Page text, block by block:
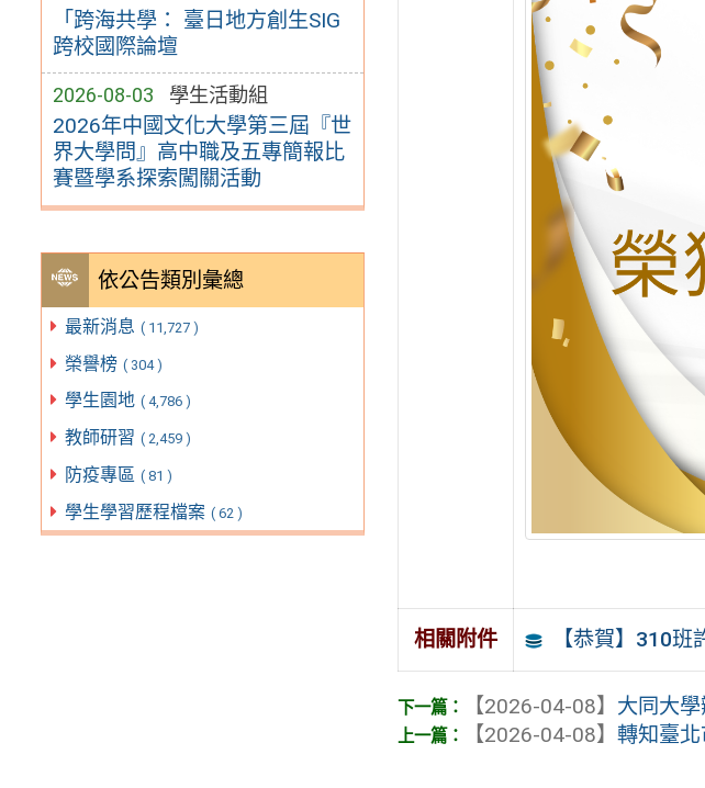
「跨海共學： 臺日地方創生SIG
跨校國際論壇
2026-08-03 學生活動組
2026年中國文化大學第三屆『世
界大學問』高中職及五專簡報比
賽暨學系探索闖關活動
依公告類別彙總
最新消息 ( 11,727 )
榮譽榜 ( 304 )
學生園地 ( 4,786 )
教師研習 ( 2,459 )
防疫專區 ( 81 )
學生學習歷程檔案 ( 62 )
相關附件 【恭賀】310
【2026-04-08】 大同大
【2026-04-08】轉知臺